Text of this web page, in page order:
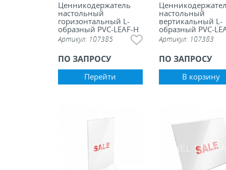
Ценникодержатель
настольный
горизонтальный L-
образный PVC-LEAF-H
Артикул: 107385
ПО ЗАПРОСУ
Перейти
настольный
вертикальный L-
образный PVC-
Артикул: 107383
ПО ЗАПРОСУ
В корзину